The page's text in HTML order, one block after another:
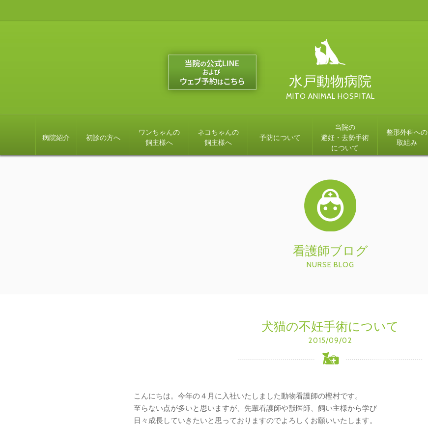
水戸動物病院
MITO ANIMAL HOSPITAL
病院紹介 初診の方へ
ワンちゃんの
飼主様へ
ネコちゃんの
飼主様へ
予防について
当院の
避妊・去勢手術
について
整形外科への
取組み
看護師ブログ
NURSE BLOG
犬猫の不妊手術について
2015/09/02
こんにちは。今年の４月に入社いたしました動物看護師の樫村です。
至らない点が多いと思いますが、先輩看護師や獣医師、飼い主様から学び
日々成長していきたいと思っておりますのでよろしくお願いいたします。